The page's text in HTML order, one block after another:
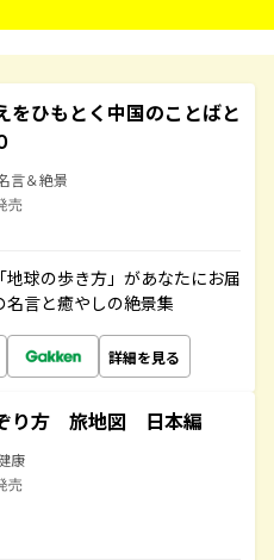
をひもとく中国のことばと
言＆絶景
売
球の歩き方」があなたにお届
言と癒やしの絶景集
詳細を見る
り方 旅地図 日本編
康
売